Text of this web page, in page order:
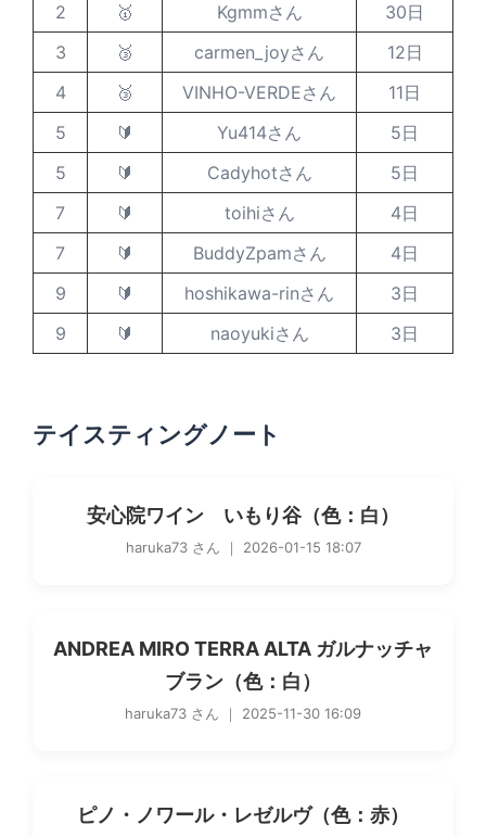
2
🥇 Kgmmさん
30日
3
🥉 carmen_joyさん
12日
4
🥉 VINHO-VERDEさん
11日
5
🔰 Yu414さん
5日
5
🔰 Cadyhotさん
5日
7
🔰 toihiさん
4日
7
🔰 BuddyZpamさん
4日
9
🔰 hoshikawa-rinさん
3日
9
🔰 naoyukiさん 3日
テイスティングノート
安心院ワイン いもり谷（色：白）
haruka73 さん ｜ 2026-01-15 18:07
ANDREA MIRO TERRA ALTA ガルナッチャ
ブラン（色：白）
haruka73 さん ｜ 2025-11-30 16:09
ピノ・ノワール・レゼルヴ（色：赤）